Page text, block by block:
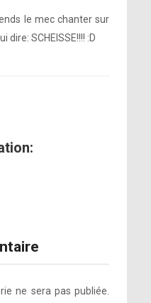
le mec chanter sur
dire: SCHEISSE!!!! :D
ne sera pas publiée.